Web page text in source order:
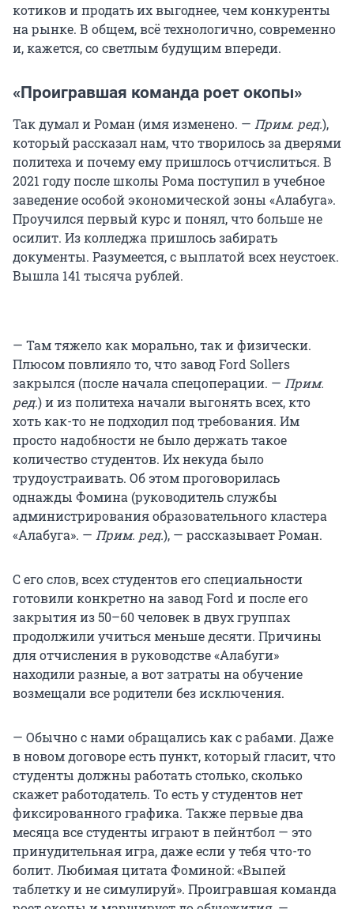
котиков и продать их выгоднее, чем конкуренты
на рынке. В общем, всё технологично, современно
и, кажется, со светлым будущим впереди.
«Проигравшая команда роет окопы»
Так думал и Роман (имя изменено. — Прим. ред.),
который рассказал нам, что творилось за дверями
политеха и почему ему пришлось отчислиться. В
2021 году после школы Рома поступил в учебное
заведение особой экономической зоны «Алабуга».
Проучился первый курс и понял, что больше не
осилит. Из колледжа пришлось забирать
документы. Разумеется, с выплатой всех неустоек.
Вышла 141 тысяча рублей.
— Там тяжело как морально, так и физически.
Плюсом повлияло то, что завод Ford Sollers
закрылся (после начала спецоперации. — Прим.
ред.) и из политеха начали выгонять всех, кто
хоть как-то не подходил под требования. Им
просто надобности не было держать такое
количество студентов. Их некуда было
трудоустраивать. Об этом проговорилась
однажды Фомина (руководитель службы
администрирования образовательного кластера
«Алабуга». — Прим. ред.), — рассказывает Роман.
С его слов, всех студентов его специальности
готовили конкретно на завод Ford и после его
закрытия из 50–60 человек в двух группах
продолжили учиться меньше десяти. Причины
для отчисления в руководстве «Алабуги»
находили разные, а вот затраты на обучение
возмещали все родители без исключения.
— Обычно с нами обращались как с рабами. Даже
в новом договоре есть пункт, который гласит, что
студенты должны работать столько, сколько
скажет работодатель. То есть у студентов нет
фиксированного графика. Также первые два
месяца все студенты играют в пейнтбол — это
принудительная игра, даже если у тебя что-то
болит. Любимая цитата Фоминой: «Выпей
таблетку и не симулируй». Проигравшая команда